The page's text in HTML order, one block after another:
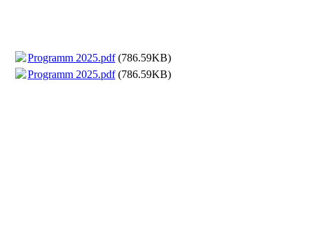
Programm 2025.pdf(786.59KB)
Programm 2025.pdf(786.59KB)